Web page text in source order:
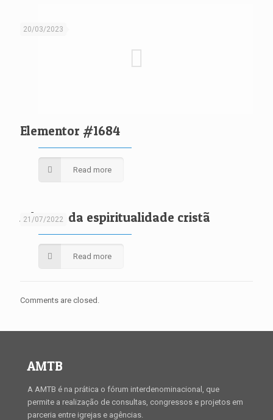
20/03/2023
Elementor #1684
Read more
21/07/2022
A busca da espiritualidade cristã
Read more
Comments are closed.
AMTB
A AMTB é na prática o fórum interdenominacional, que
permite a realização de consultas, congressos e projetos em
parceria entre igrejas e agências.